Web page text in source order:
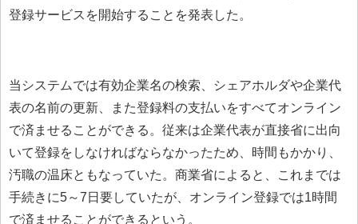
登録サービスを開始することを発表した。
当システムでは有効企業名の検索、シェアホルダや企業代
表の名前の更新、また登録料の支払いをすべてオンライン
で済ませることができる。従来は企業代表が直接省に出向
いて登録をしなければならなかったため、時間もかかり、
汚職の温床ともなっていた。商業省によると、これまでは
手続きに5～7日要していたが、オンライン登録では1時間
で済ませることができるという。